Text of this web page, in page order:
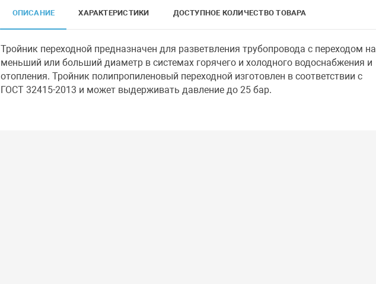
ОПИСАНИЕ ХАРАКТЕРИСТИКИ ДОСТУПНОЕ КОЛИЧЕСТВО ТОВАРА
Тройник переходной предназначен для разветвления трубопровода с переходом на
меньший или больший диаметр в системах горячего и холодного водоснабжения и
отопления. Тройник полипропиленовый переходной изготовлен в соответствии с
ГОСТ 32415-2013 и может выдерживать давление до 25 бар.